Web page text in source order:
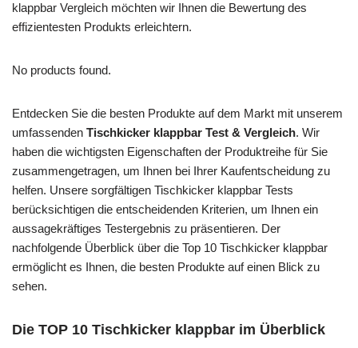
klappbar Vergleich möchten wir Ihnen die Bewertung des
effizientesten Produkts erleichtern.
No products found.
Entdecken Sie die besten Produkte auf dem Markt mit unserem
umfassenden Tischkicker klappbar Test & Vergleich. Wir
haben die wichtigsten Eigenschaften der Produktreihe für Sie
zusammengetragen, um Ihnen bei Ihrer Kaufentscheidung zu
helfen. Unsere sorgfältigen Tischkicker klappbar Tests
berücksichtigen die entscheidenden Kriterien, um Ihnen ein
aussagekräftiges Testergebnis zu präsentieren. Der
nachfolgende Überblick über die Top 10 Tischkicker klappbar
ermöglicht es Ihnen, die besten Produkte auf einen Blick zu
sehen.
Die TOP 10 Tischkicker klappbar im Überblick